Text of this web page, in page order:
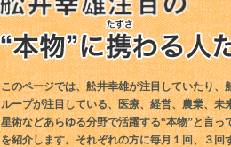
このページでは、舩井幸雄が注目していたり、
ループが注目している、医療、経営、農業、未
星術などあらゆる分野で活躍する“本物”と言っ
を紹介します。それぞれの方に毎月１回、３回